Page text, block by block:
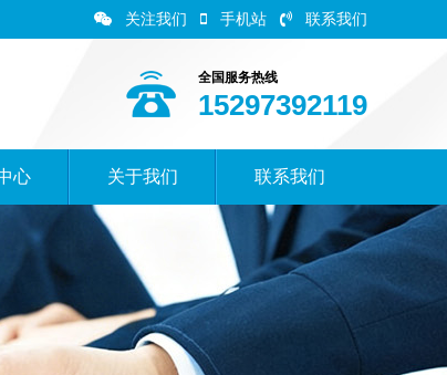
关注我们 手机站 联系我们
全国服务热线
15297392119
心 关于我们 联系我们